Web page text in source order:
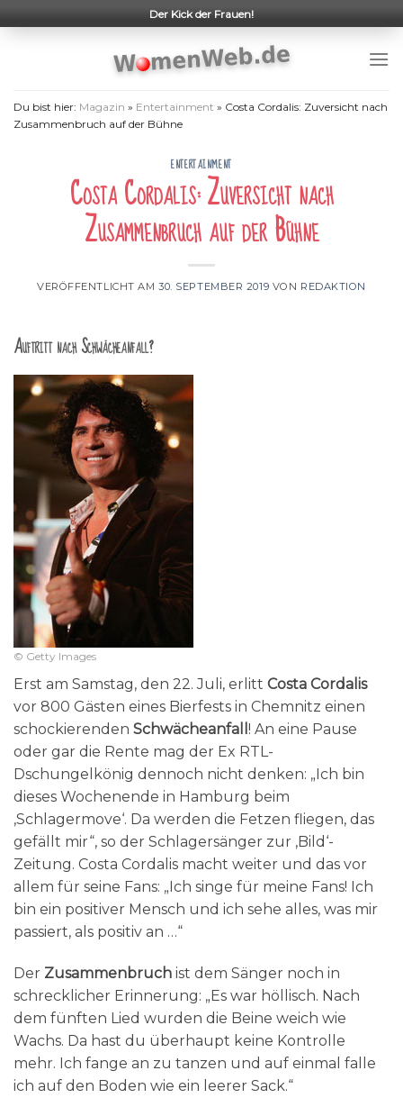
to
Der Kick der Frauen!
Du bist hier: Magazin » Entertainment » Costa Cordalis: Zuversicht nach
Zusammenbruch auf der Bühne
ENTERTAINMENT
Costa Cordalis: Zuversicht nach
Zusammenbruch auf der Bühne
VERÖFFENTLICHT AM30. SEPTEMBER 2019 VON REDAKTION
Auftritt nach Schwächeanfall?
© Getty Images
Erst am Samstag, den 22. Juli, erlitt Costa Cordalis
vor 800 Gästen eines Bierfests in Chemnitz einen
schockierenden Schwächeanfall ! An eine Pause
oder gar die Rente mag der Ex RTL-
Dschungelkönig dennoch nicht denken: „Ich bin
dieses Wochenende in Hamburg beim
‚Schlagermove‘. Da werden die Fetzen fliegen, das
gefällt mir“, so der Schlagersänger zur ‚Bild‘-
Zeitung. Costa Cordalis macht weiter und das vor
allem für seine Fans: „Ich singe für meine Fans! Ich
bin ein positiver Mensch und ich sehe alles, was mir
passiert, als positiv an …“
Der Zusammenbruch ist dem Sänger noch in
schrecklicher Erinnerung: „Es war höllisch. Nach
dem fünften Lied wurden die Beine weich wie
Wachs. Da hast du überhaupt keine Kontrolle
mehr. Ich fange an zu tanzen und auf einmal falle
ich auf den Boden wie ein leerer Sack.“